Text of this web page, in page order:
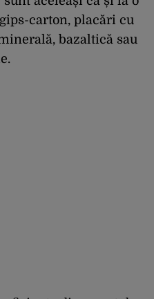
carton, placări cu
bazaltică sau